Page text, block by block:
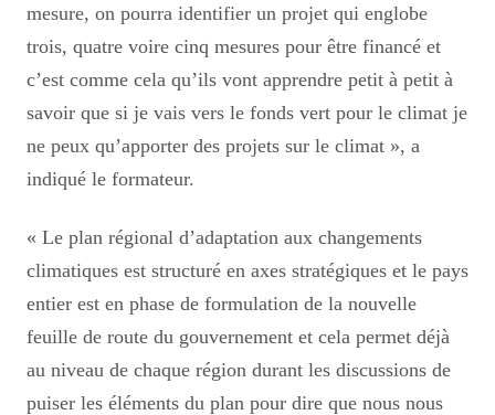
mesure, on pourra identifier un projet qui englobe
trois, quatre voire cinq mesures pour être financé et
c’est comme cela qu’ils vont apprendre petit à petit à
savoir que si je vais vers le fonds vert pour le climat je
ne peux qu’apporter des projets sur le climat », a
indiqué le formateur.
« Le plan régional d’adaptation aux changements
climatiques est structuré en axes stratégiques et le pays
entier est en phase de formulation de la nouvelle
feuille de route du gouvernement et cela permet déjà
au niveau de chaque région durant les discussions de
puiser les éléments du plan pour dire que nous nous